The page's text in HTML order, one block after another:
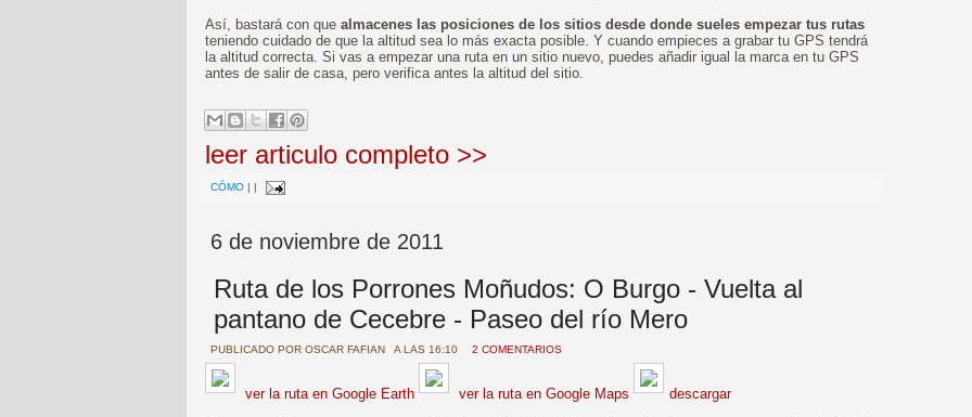
Así, bastará con que almacenes las posiciones de los sitios desde donde sueles empezar tus rutas
teniendo cuidado de que la altitud sea lo más exacta posible. Y cuando empieces a grabar tu GPS tendrá
la altitud correcta. Si vas a empezar una ruta en un sitio nuevo, puedes añadir igual la marca en tu GPS
antes de salir de casa, pero verifica antes la altitud del sitio.
leer articulo completo >>
CÓMO | |
6 de noviembre de 2011
Ruta de los Porrones Moñudos: O Burgo - Vuelta al
pantano de Cecebre - Paseo del río Mero
PUBLICADO POR OSCAR FAFIAN A LAS 16:10 2 COMENTARIOS
ver la ruta en Google Earth ver la ruta en Google Maps
descargar